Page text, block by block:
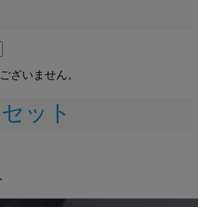
ざいません。
ット